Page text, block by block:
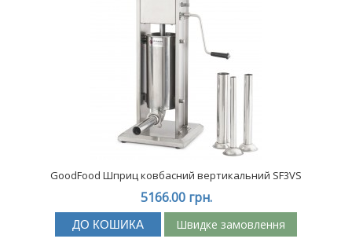
GoodFood Шприц ковбасний вертикальний SF3VS
5166.00 грн.
ДО КОШИКА Швидке замовлення